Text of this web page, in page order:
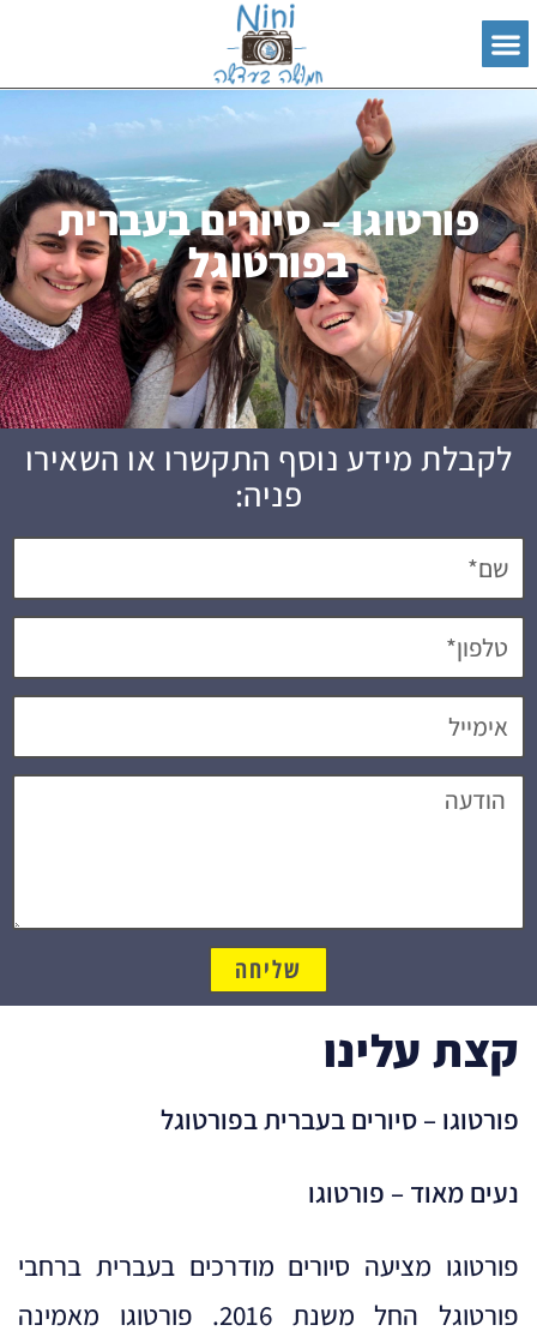
פורטוגו – סיורים בעברית
בפורטוגל
לקבלת מידע נוסף התקשרו או השאירו
פניה:
שליחה
קצת עלינו
פורטוגו – סיורים בעברית בפורטוגל
נעים מאוד – פורטוגו
פורטוגו מציעה סיורים מודרכים בעברית ברחבי
פורטוגל החל משנת 2016. פורטוגו מאמינה